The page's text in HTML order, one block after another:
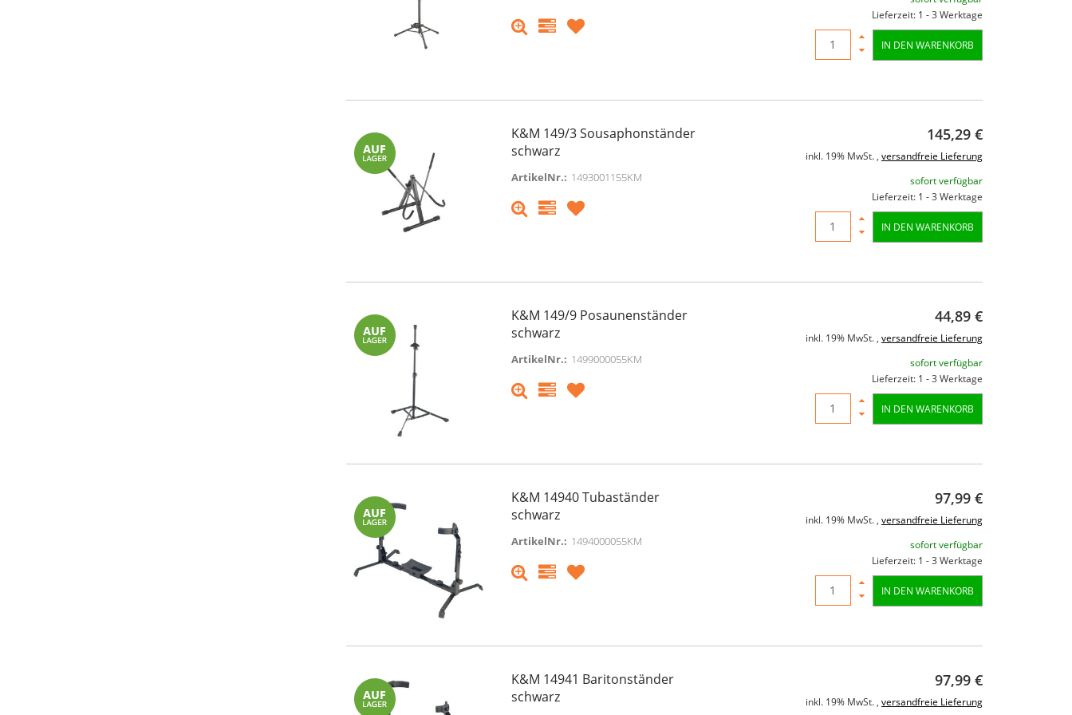
Lieferzeit: 1 - 3 Werktage
IN DEN WARENKORB
K&M 149/3 Sousaphonständer
schwarz
ArtikelNr.: 1493001155KM
145,29 €
inkl. 19% MwSt. , versandfreie Lieferung
sofort verfügbar
Lieferzeit: 1 - 3 Werktage
IN DEN WARENKORB
K&M 149/9 Posaunenständer
schwarz
ArtikelNr.: 1499000055KM
44,89 €
inkl. 19% MwSt. , versandfreie Lieferung
sofort verfügbar
Lieferzeit: 1 - 3 Werktage
IN DEN WARENKORB
K&M 14940 Tubaständer
schwarz
ArtikelNr.: 1494000055KM
97,99 €
inkl. 19% MwSt. , versandfreie Lieferung
sofort verfügbar
Lieferzeit: 1 - 3 Werktage
IN DEN WARENKORB
K&M 14941 Baritonständer
schwarz
97,99 €
inkl. 19% MwSt. , versandfreie Lieferung